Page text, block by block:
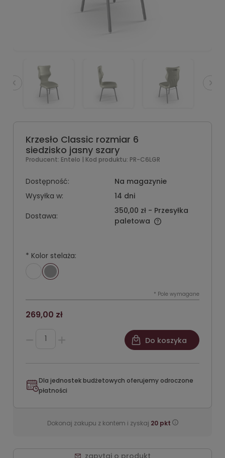
Krzesło Classic rozmiar 6
siedzisko jasny szary
Producent: Entelo | Kod produktu: PR-C6LGR
Dostępność:
Na magazynie
Wysyłka w:
14 dni
Dostawa:
350,00 zł - Przesyłka
paletowa
* Kolor stelaża:
* Pole wymagane
269,00 zł
Do koszyka
Dla jednostek budżetowych oferujemy odroczone
płatności
Dokonaj zakupu z kontem i zyskaj 20pkt
zapytaj o produkt